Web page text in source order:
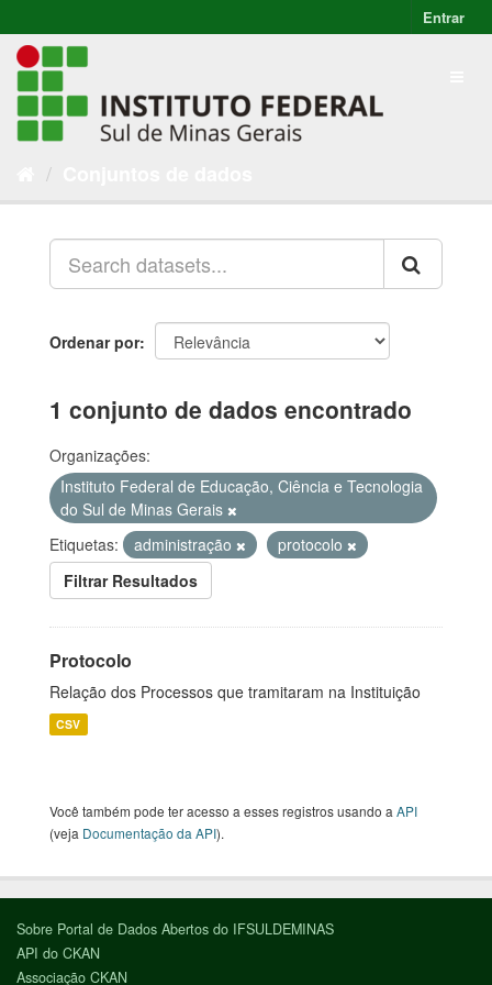
Entrar
Ordenar por
1 conjunto de dados encontrado
Organizações:
Instituto Federal de Educação, Ciência e Tecnologia
do Sul de Minas Gerais
Etiquetas:
administração
protocolo
Filtrar Resultados
Protocolo
Relação dos Processos que tramitaram na Instituição
CSV
Você também pode ter acesso a esses registros usando a API
(veja Documentação da API).
Sobre Portal de Dados Abertos do IFSULDEMINAS
API do CKAN
Associação CKAN